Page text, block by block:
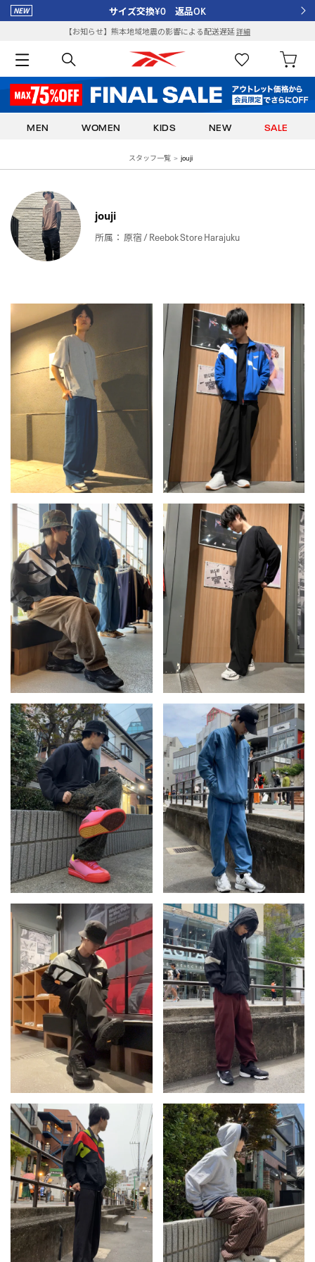
サイズ交換¥0 返品OK
【お知らせ】熊本地域地震の影響による配送遅延詳細
MEN WOMEN KIDS NEW SALE
スタッフ一覧 jouji
jouji
所属： 原宿 / Reebok Store Harajuku